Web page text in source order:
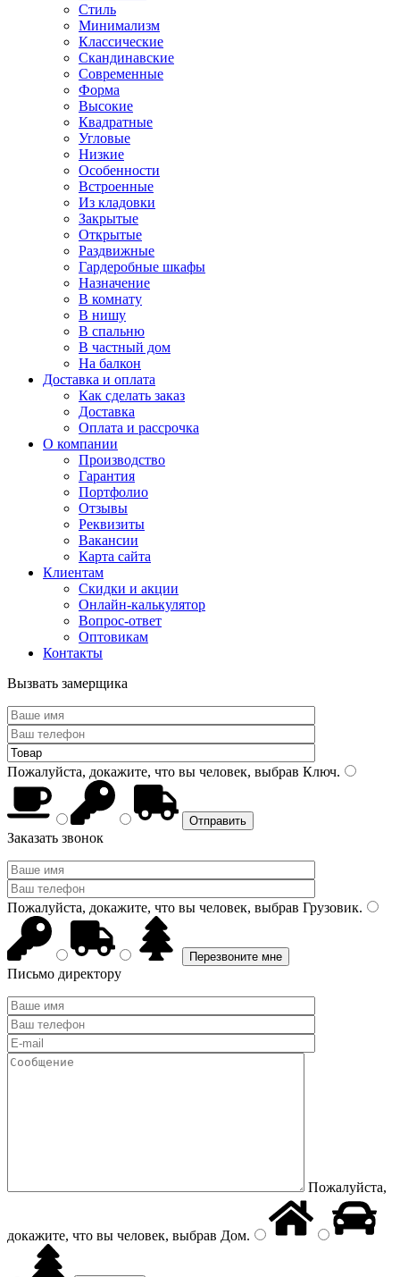
Стиль
Минимализм
Классические
Скандинавские
Современные
Форма
Высокие
Квадратные
Угловые
Низкие
Особенности
Встроенные
Из кладовки
Закрытые
Открытые
Раздвижные
Гардеробные шкафы
Назначение
В комнату
В нишу
В спальню
В частный дом
На балкон
Доставка и оплата
Как сделать заказ
Доставка
Оплата и рассрочка
О компании
Производство
Гарантия
Портфолио
Отзывы
Реквизиты
Вакансии
Карта сайта
Клиентам
Скидки и акции
Онлайн-калькулятор
Вопрос-ответ
Оптовикам
Контакты
Вызвать замерщика
Пожалуйста, докажите, что вы человек, выбрав Ключ.
Заказать звонок
Пожалуйста, докажите, что вы человек, выбрав Грузовик.
Письмо директору
Пожалуйста,
докажите, что вы человек, выбрав Дом.